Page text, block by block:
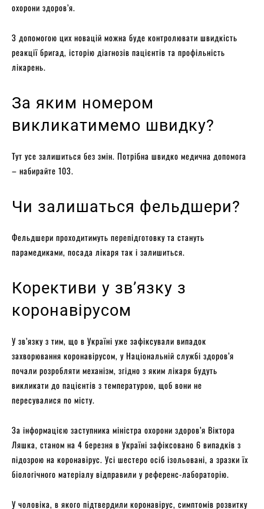
охорони здоров’я.
З допомогою цих новацій можна буде контролювати швидкість
реакції бригад, історію діагнозів пацієнтів та профільність
лікарень.
За яким номером
викликатимемо швидку?
Тут усе залишиться без змін. Потрібна швидко медична допомога
– набирайте 103.
Чи залишаться фельдшери?
Фельдшери проходитимуть перепідготовку та стануть
парамедиками, посада лікаря так і залишиться.
Корективи у зв’язку з
коронавірусом
У зв’язку з тим, що в Україні уже зафіксували випадок
захворювання коронавірусом, у Національній службі здоров’я
почали розробляти механізм, згідно з яким лікаря будуть
викликати до пацієнтів з температурою, щоб вони не
пересувалися по місту.
За інформацією заступника міністра охорони здоров’я Віктора
Ляшка, станом на 4 березня в Україні зафіксовано 6 випадків з
підозрою на коронавірус. Усі шестеро осіб ізольовані, а зразки їх
біологічного матеріалу відправили у референс-лабораторію.
У чоловіка, в якого підтвердили коронавірус, симптомів розвитку